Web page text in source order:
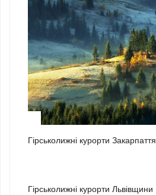
Гірськолижні курорти Закарпаття
Гірськолижні курорти Львівщини